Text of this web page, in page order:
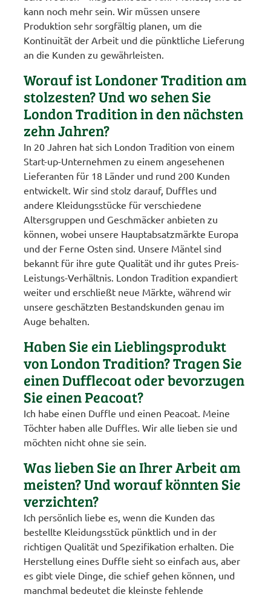
kann noch mehr sein. Wir müssen unsere
Produktion sehr sorgfältig planen, um die
Kontinuität der Arbeit und die pünktliche Lieferung
an die Kunden zu gewährleisten.
Worauf ist Londoner Tradition am
stolzesten? Und wo sehen Sie
London Tradition in den nächsten
zehn Jahren?
In 20 Jahren hat sich London Tradition von einem
Start-up-Unternehmen zu einem angesehenen
Lieferanten für 18 Länder und rund 200 Kunden
entwickelt. Wir sind stolz darauf, Duffles und
andere Kleidungsstücke für verschiedene
Altersgruppen und Geschmäcker anbieten zu
können, wobei unsere Hauptabsatzmärkte Europa
und der Ferne Osten sind. Unsere Mäntel sind
bekannt für ihre gute Qualität und ihr gutes Preis-
Leistungs-Verhältnis. London Tradition expandiert
weiter und erschließt neue Märkte, während wir
unsere geschätzten Bestandskunden genau im
Auge behalten.
Haben Sie ein Lieblingsprodukt
von London Tradition? Tragen Sie
einen Dufflecoat oder bevorzugen
Sie einen Peacoat?
Ich habe einen Duffle und einen Peacoat. Meine
Töchter haben alle Duffles. Wir alle lieben sie und
möchten nicht ohne sie sein.
Was lieben Sie an Ihrer Arbeit am
meisten? Und worauf könnten Sie
verzichten?
Ich persönlich liebe es, wenn die Kunden das
bestellte Kleidungsstück pünktlich und in der
richtigen Qualität und Spezifikation erhalten. Die
Herstellung eines Duffle sieht so einfach aus, aber
es gibt viele Dinge, die schief gehen können, und
manchmal bedeutet die kleinste fehlende